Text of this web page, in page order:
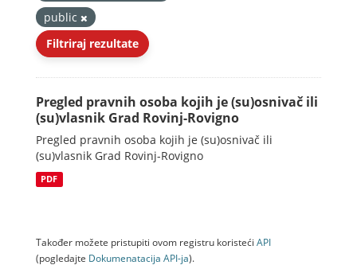
public
Filtriraj rezultate
Pregled pravnih osoba kojih je (su)osnivač ili
(su)vlasnik Grad Rovinj-Rovigno
Pregled pravnih osoba kojih je (su)osnivač ili
(su)vlasnik Grad Rovinj-Rovigno
PDF
Također možete pristupiti ovom registru koristeći API
(pogledajte Dokumenаtаcijа API-jа).